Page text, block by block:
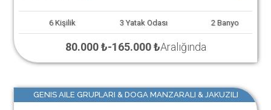
6 Kişilik 3 Yatak Odası 2 Banyo
80.000 ₺-165.000 ₺Aralığında
GENIS AILE GRUPLARI & DOGA MANZARALI & JAKUZILI